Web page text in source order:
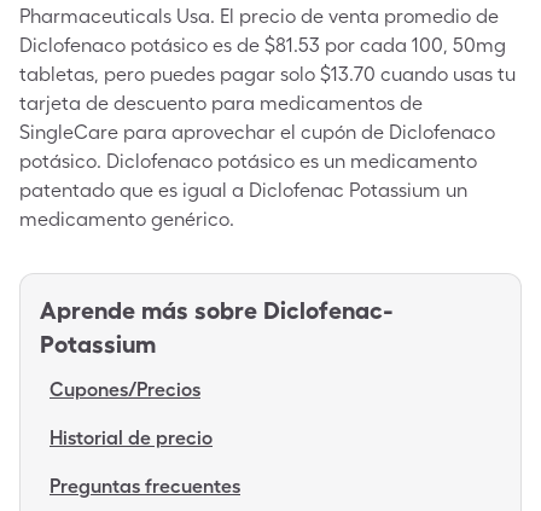
Pharmaceuticals Usa. El precio de venta promedio de
Diclofenaco potásico es de $81.53 por cada 100, 50mg
tabletas, pero puedes pagar solo $13.70 cuando usas tu
tarjeta de descuento para medicamentos de
SingleCare para aprovechar el cupón de Diclofenaco
potásico. Diclofenaco potásico es un medicamento
patentado que es igual a Diclofenac Potassium un
medicamento genérico.
Aprende más sobre Diclofenac-
Potassium
Cupones/Precios
Historial de precio
Preguntas frecuentes